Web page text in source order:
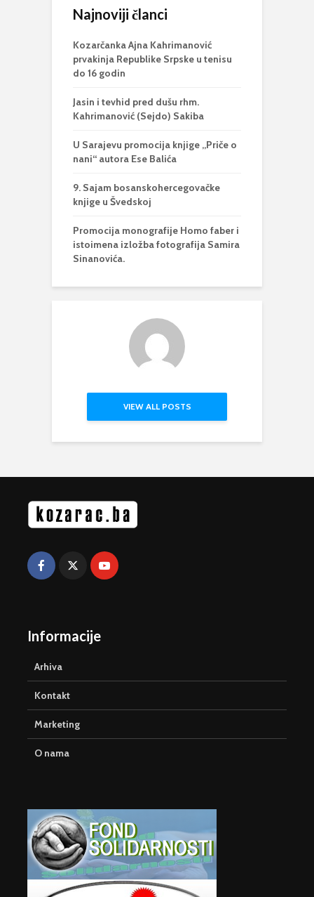
Najnoviji članci
Kozarčanka Ajna Kahrimanović
prvakinja Republike Srpske u tenisu
do 16 godin
Jasin i tevhid pred dušu rhm.
Kahrimanović (Sejdo) Sakiba
U Sarajevu promocija knjige „Priče o
nani“ autora Ese Balića
9. Sajam bosanskohercegovačke
knjige u Švedskoj
Promocija monografije Homo faber i
istoimena izložba fotografija Samira
Sinanovića.
VIEW ALL POSTS
Informacije
Arhiva
Kontakt
Marketing
O nama